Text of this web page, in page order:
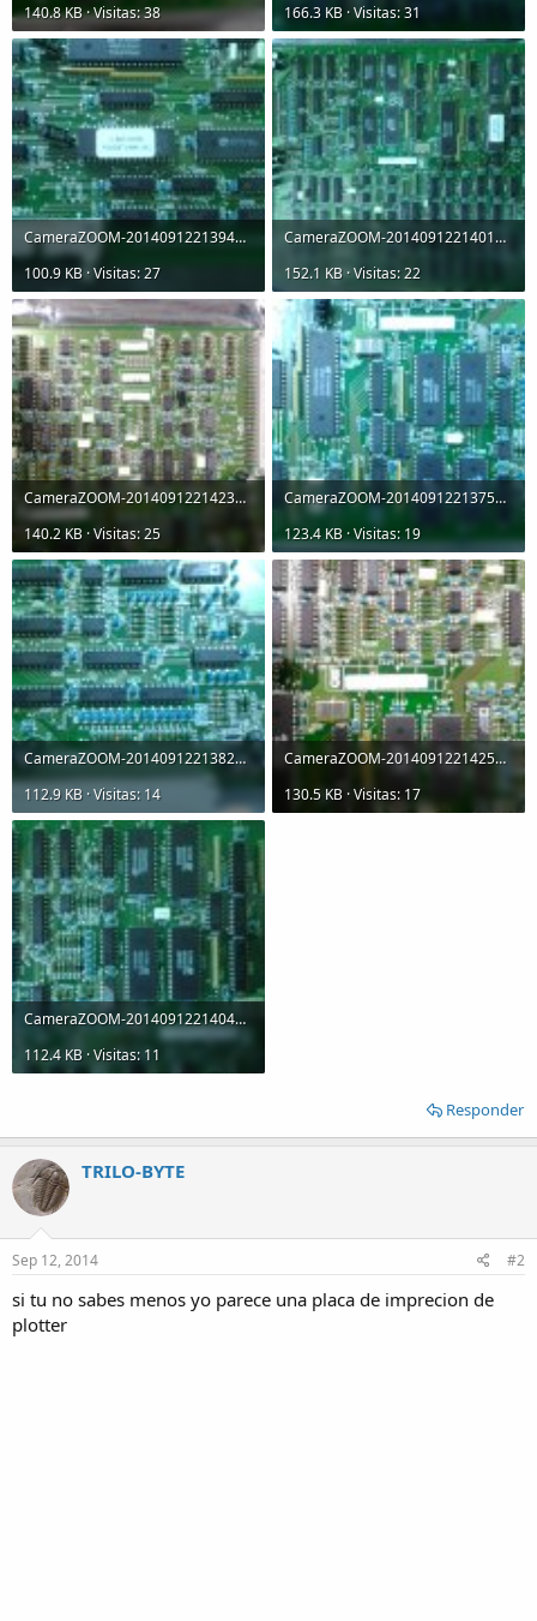
140.8 KB · Visitas: 38
166.3 KB · Visitas: 31
CameraZOOM-20140912213943102.jpg
100.9 KB · Visitas: 27
CameraZOOM-20140912214012211.jpg
152.1 KB · Visitas: 22
CameraZOOM-20140912214234135.jpg
140.2 KB · Visitas: 25
CameraZOOM-20140912213759175.jpg
123.4 KB · Visitas: 19
CameraZOOM-20140912213824956.jpg
112.9 KB · Visitas: 14
CameraZOOM-20140912214254129.jpg
130.5 KB · Visitas: 17
CameraZOOM-20140912214041169.jpg
112.4 KB · Visitas: 11
Responder
TRILO-BYTE
Sep 12, 2014 #2
si tu no sabes menos yo parece una placa de imprecion de
plotter